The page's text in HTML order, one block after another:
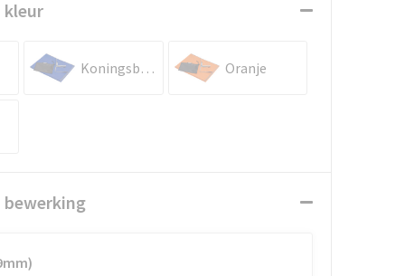
kleur
Koningsblauw Oranje
bewerking